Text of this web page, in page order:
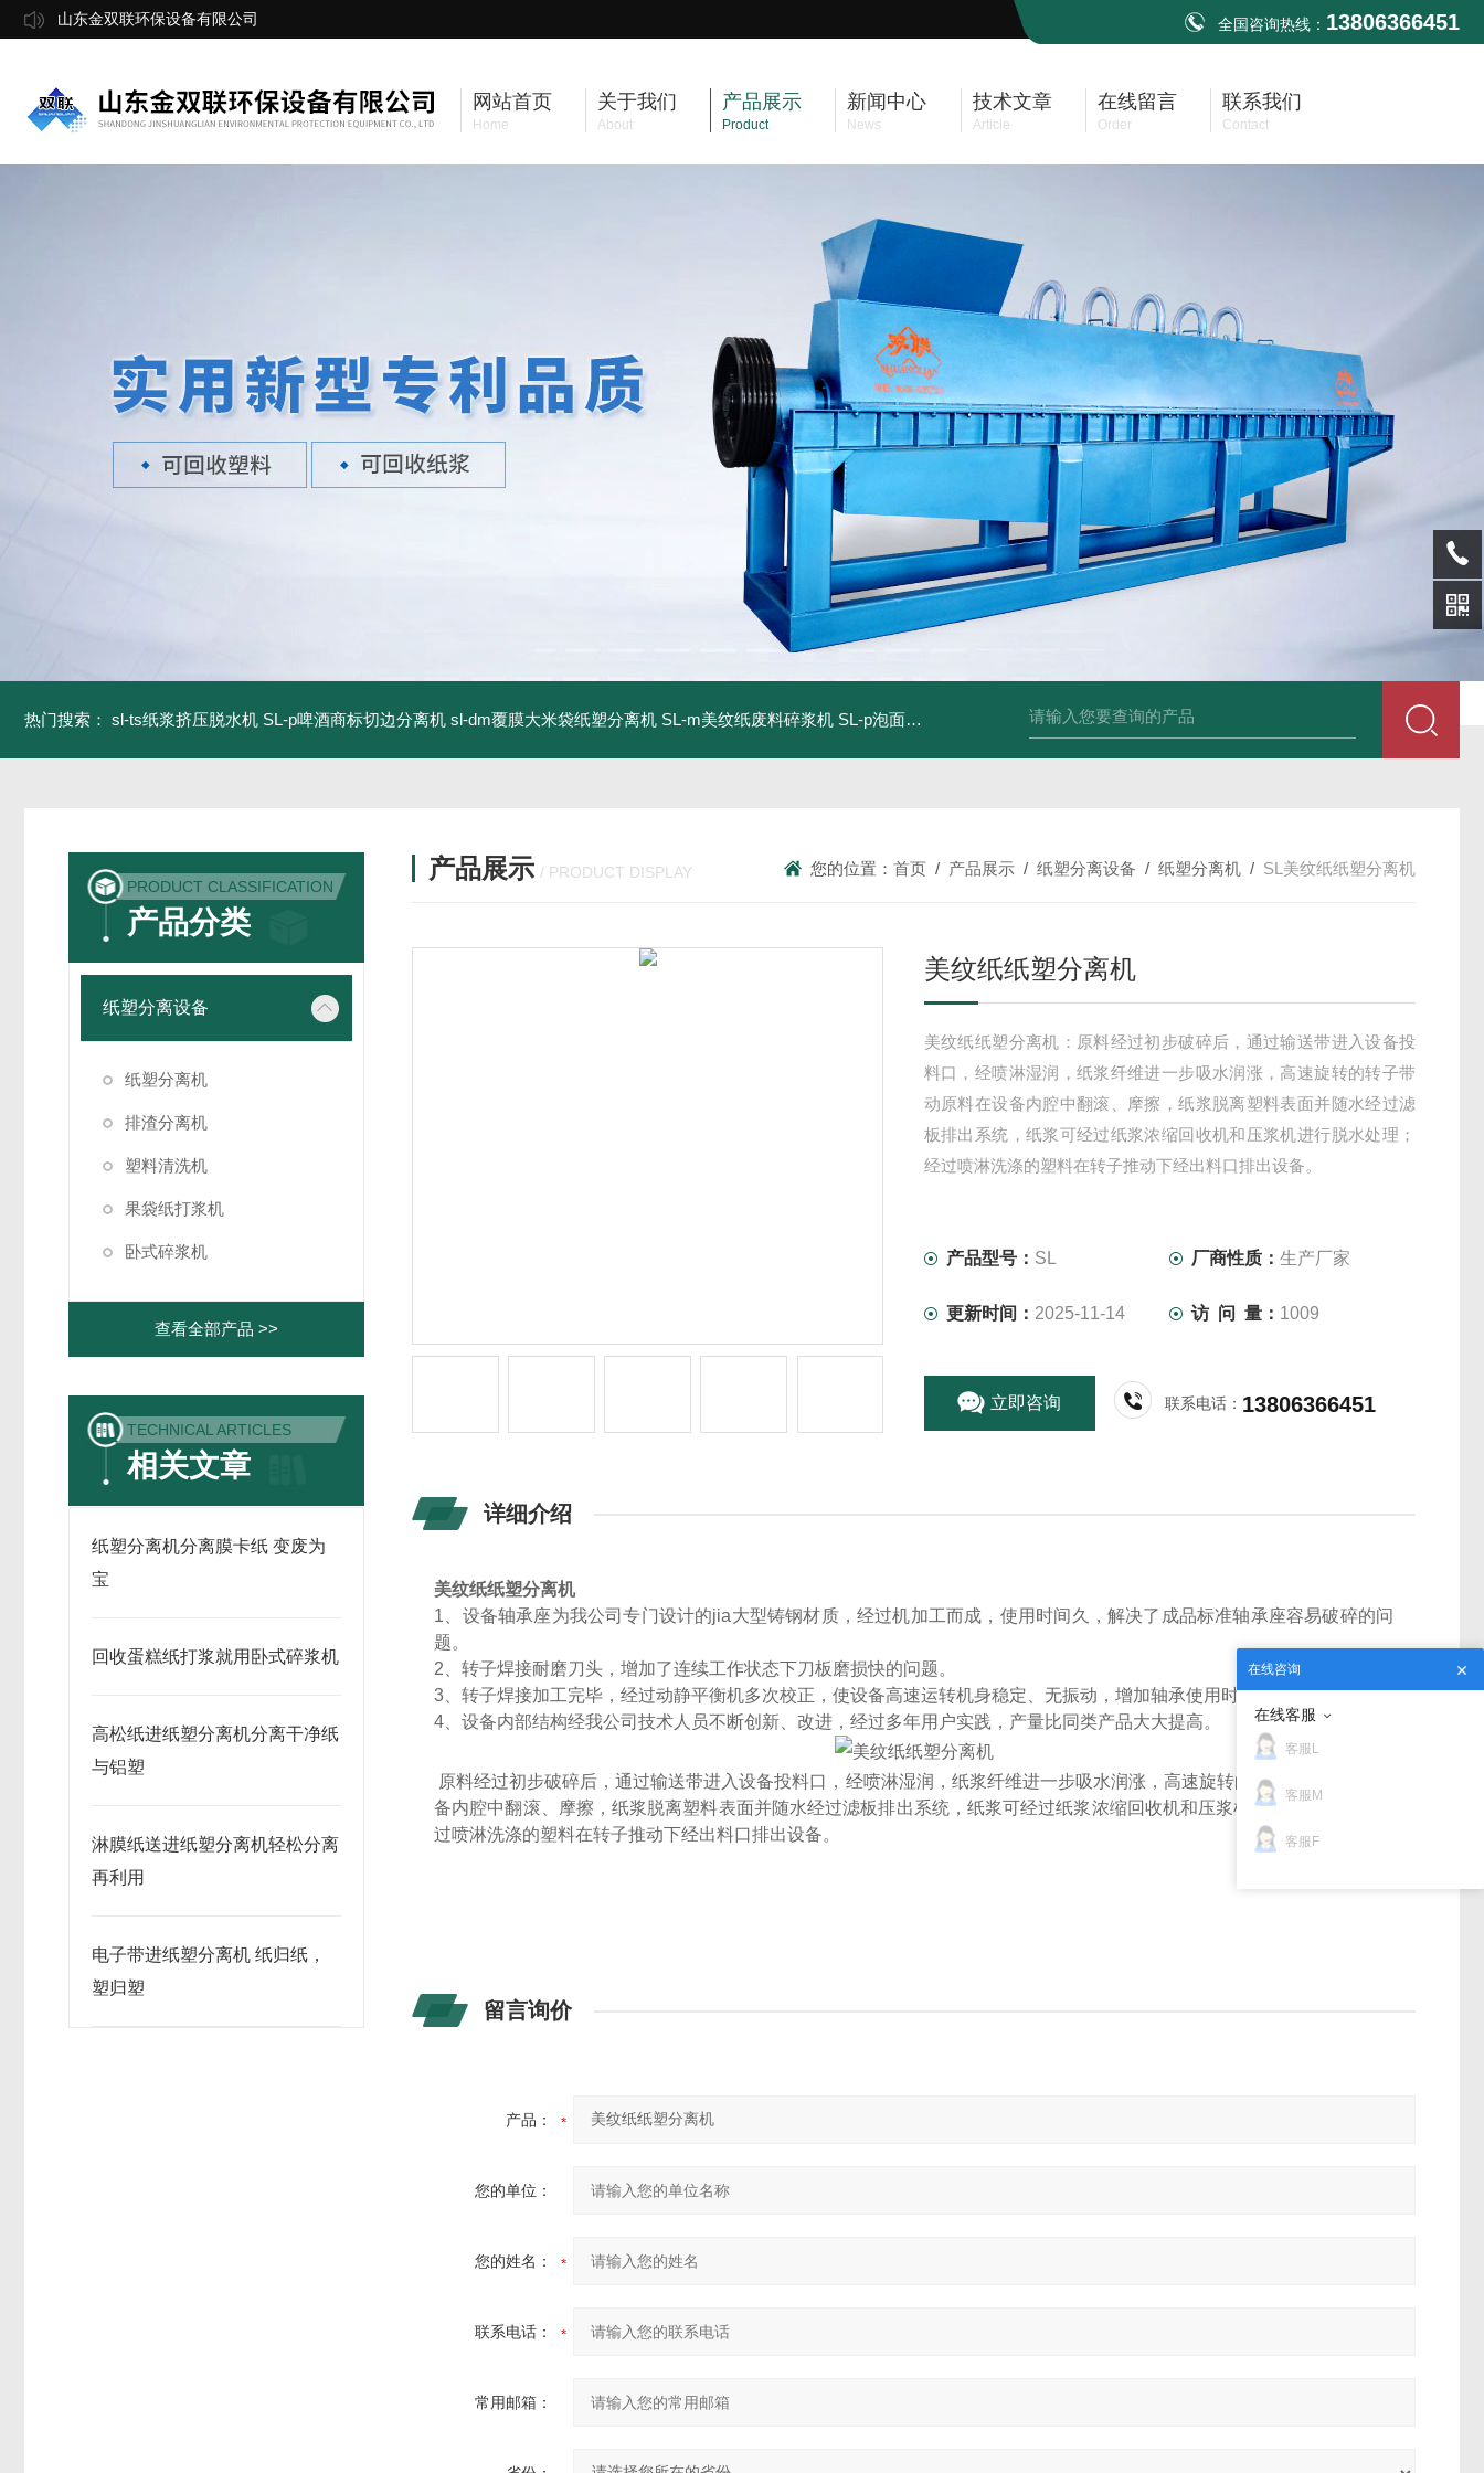
山东金双联环保设备有限公司 全国咨询热线： 13806366451
网站首页
Home
关于我们
About
产品展示
Product
新闻中心
News
技术文章
Article
在线留言
Order
联系我们
Contact
热门搜索： sl-ts纸浆挤压脱水机 SL-p啤酒商标切边分离机 sl-dm覆膜大米袋纸塑分离机 SL-m美纹纸废料碎浆机 SL-p泡面盖纸塑分离机 sl-d镀铝膜分离清洗机 SL-wl转鼓式纸浆浓缩机 SL-l离型纸碎浆机
PRODUCT CLASSIFICATION
产品分类
纸塑分离设备
纸塑分离机
排渣分离机
塑料清洗机
果袋纸打浆机
卧式碎浆机
查看全部产品 >>
TECHNICAL ARTICLES
相关文章
纸塑分离机分离膜卡纸 变废为
宝
回收蛋糕纸打浆就用卧式碎浆机
高松纸进纸塑分离机分离干净纸
与铝塑
淋膜纸送进纸塑分离机轻松分离
再利用
电子带进纸塑分离机 纸归纸，
塑归塑
产品展示 / PRODUCT DISPLAY 您的位置： 首页 / 产品展示 / 纸塑分离设备 / 纸塑分离机 / SL美纹纸纸塑分离机
美纹纸纸塑分离机
美纹纸纸塑分离机：原料经过初步破碎后，通过输送带进入设备投
料口，经喷淋湿润，纸浆纤维进一步吸水润涨，高速旋转的转子带
动原料在设备内腔中翻滚、摩擦，纸浆脱离塑料表面并随水经过滤
板排出系统，纸浆可经过纸浆浓缩回收机和压浆机进行脱水处理；
经过喷淋洗涤的塑料在转子推动下经出料口排出设备。
产品型号： SL 厂商性质：生产厂家
更新时间： 2025-11-14 访 问 量： 1009
立即咨询 联系电话： 13806366451
详细介绍
美纹纸纸塑分离机
1 、设备轴承座为我公司专门设计的jia大型铸钢材质，经过机加工而成，使用时间久，解决了成品标准轴承座容易破碎的问
题。
2 、转子焊接耐磨刀头，增加了连续工作状态下刀板磨损快的问题。
3 、转子焊接加工完毕，经过动静平衡机多次校正，使设备高速运转机身稳定、无振动，增加轴承使用时间。
4 、设备内部结构经我公司技术人员不断创新、改进，经过多年用户实践，产量比同类产品大大提高。
原料经过初步破碎后，通过输送带进入设备投料口，经喷淋湿润，纸浆纤维进一步吸水润涨，高速旋转的转子带动原料在设
备内腔中翻滚、摩擦，纸浆脱离塑料表面并随水经过滤板排出系统，纸浆可经过纸浆浓缩回收机和压浆机进行脱水处理；经
过喷淋洗涤的塑料在转子推动下经出料口排出设备。
留言询价
产品：
您的单位：
您的姓名：
联系电话：
常用邮箱：
在线咨询
在线客服
客服L
客服M
客服F